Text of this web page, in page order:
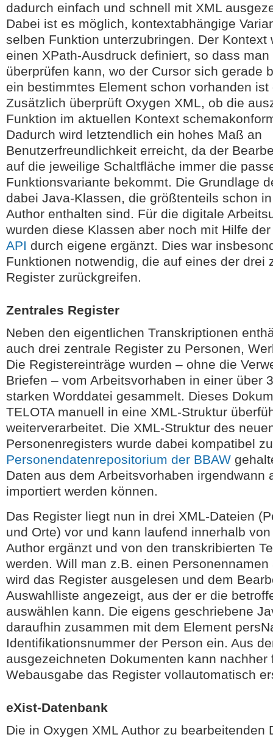
dadurch einfach und schnell mit XML
Dabei ist es möglich, kontextabhängige
selben Funktion unterzubringen. Der Kontext
einen XPath-Ausdruck definiert, so dass
überprüfen kann, wo der Cursor sich gerade
ein bestimmtes Element schon vorhanden ist
Zusätzlich überprüft Oxygen XML, ob die
Funktion im aktuellen Kontext
Dadurch wird letztendlich ein hohes Maß an
Benutzerfreundlichkeit erreicht, da der
auf die jeweilige Schaltfläche immer die
Funktionsvariante bekommt. Die Grundlage
dabei Java-Klassen, die größtenteils schon
Author enthalten sind. Für die digitale
wurden diese Klassen aber noch mit Hilfe
API durch eigene ergänzt. Dies war
Funktionen notwendig, die auf eines der drei
Register zurückgreifen.
Zentrales Register
Neben den eigentlichen Transkriptionen
auch drei zentrale Register zu Personen,
Die Registereinträge wurden – ohne die
Briefen – vom Arbeitsvorhaben in einer über
starken Worddatei gesammelt. Dieses
TELOTA manuell in eine XML-Struktur
weiterverarbeitet. Die XML-Struktur des
Personenregisters wurde dabei kompatibel
Personendatenrepositorium der BBAW
Daten aus dem Arbeitsvorhaben irgendwann
importiert werden können.
Das Register liegt nun in drei XML-Dateien
und Orte) vor und kann laufend innerhalb
Author ergänzt und von den transkribierten
werden. Will man z.B. einen
wird das Register ausgelesen und dem
Auswahlliste angezeigt, aus der er die
auswählen kann. Die eigens geschriebene
daraufhin zusammen mit dem Element
Identifikationsnummer der Person ein. Aus
ausgezeichneten Dokumenten kann nachher
Webausgabe das Register vollautomatisch
eXist-Datenbank
Die in Oxygen XML Author zu bearbeitenden